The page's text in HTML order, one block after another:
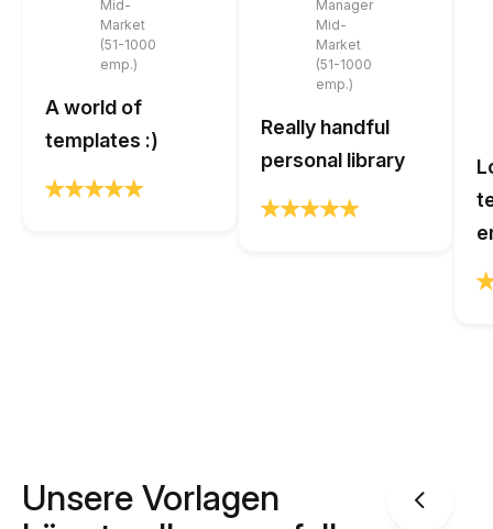
Mid-
Market
(51-1000
emp.)
A world of
templates :)
Manager
Mid-
Market
(51-1000
emp.)
Really handful
personal library
Unsere Vorlagen